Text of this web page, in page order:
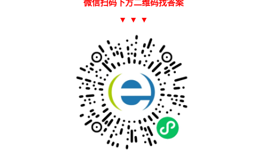
微信扫码下方二维码找答案
▼ ▼ ▼